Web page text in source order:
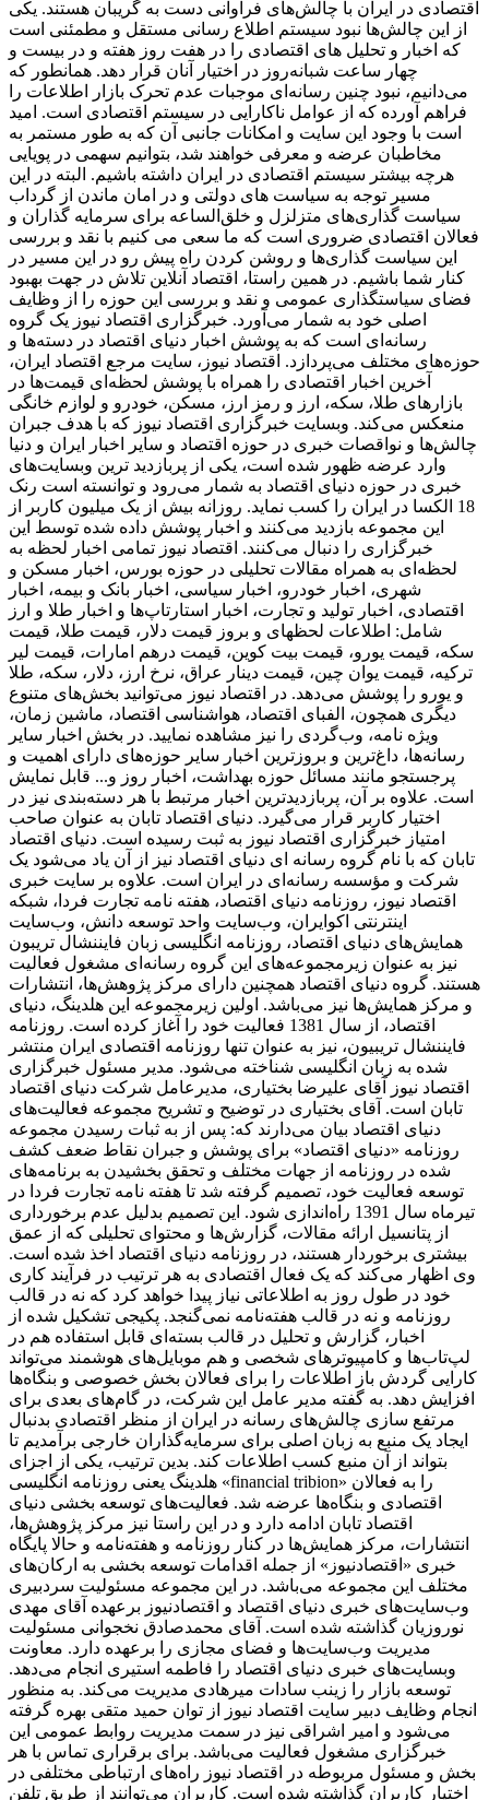
اقتصادی در ایران با چالش‌های فراوانی دست به گریبان هستند. یکی
از این چالش‌ها نبود سیستم اطلاع رسانی مستقل و مطمئنی است
که اخبار و تحلیل های اقتصادی را در هفت روز هفته و در بیست و
چهار ساعت شبانه‌روز در اختیار آنان قرار دهد. همانطور که
می‌دانیم، نبود چنین رسانه‌ای موجبات عدم تحرک بازار اطلاعات را
فراهم آورده که از عوامل ناکارایی در سیستم اقتصادی است. امید
است با وجود این سایت و امکانات جانبی آن که به طور مستمر به
مخاطبان عرضه و معرفی خواهند شد، بتوانیم سهمی در پویایی
هرچه بیشتر سیستم اقتصادی در ایران داشته باشیم. البته در این
مسیر توجه به سیاست های دولتی و در امان ماندن از گرداب
سیاست گذاری‌های متزلزل و خلق‌الساعه برای سرمایه گذاران و
فعالان اقتصادی ضروری است که ما سعی می کنیم با نقد و بررسی
این سیاست گذاری‌ها و روشن کردن راه پیش رو در این مسیر در
کنار شما باشیم. در همین راستا، اقتصاد آنلاین تلاش در جهت بهبود
فضای سیاستگذاری عمومی و نقد و بررسی این حوزه را از وظایف
اصلی خود به شمار می‌آورد. خبرگزاری اقتصاد نیوز یک گروه
رسانه‌ای است که به پوشش اخبار دنیای اقتصاد در دسته‌ها و
حوزه‌های مختلف می‌پردازد. اقتصاد نیوز، سایت مرجع اقتصاد ایران،
آخرین اخبار اقتصادی را همراه با پوشش لحظه‌ای قیمت‌ها در
بازارهای طلا، سکه، ارز و رمز ارز، مسکن، خودرو و لوازم خانگی
منعکس می‌کند. وبسایت خبرگزاری اقتصاد نیوز که با هدف جبران
چالش‌ها و نواقصات خبری در حوزه اقتصاد و سایر اخبار ایران و دنیا
وارد عرضه ظهور شده است، یکی از پربازدید ترین وبسایت‌های
خبری در حوزه دنیای اقتصاد به شمار می‌رود و توانسته است رنک
18 الکسا در ایران را کسب نماید. روزانه بیش از یک میلیون کاربر از
این مجموعه بازدید می‌کنند و اخبار پوشش داده شده توسط این
خبرگزاری را دنبال می‌کنند. اقتصاد نیوز تمامی اخبار لحظه به
لحظه‌ای به همراه مقالات تحلیلی در حوزه بورس، اخبار مسکن و
شهری، اخبار خودرو، اخبار سیاسی، اخبار بانک و بیمه، اخبار
اقتصادی، اخبار تولید و تجارت، اخبار استارتاپ‌ها و اخبار طلا و ارز
شامل: اطلاعات لحظهای و بروز قیمت دلار، قیمت طلا، قیمت
سکه، قیمت یورو، قیمت بیت کوین، قیمت درهم امارات، قیمت لیر
ترکیه، قیمت یوان چین، قیمت دینار عراق، نرخ ارز، دلار، سکه، طلا
و یورو را پوشش می‌دهد. در اقتصاد نیوز می‌توانید بخش‌های متنوع
دیگری همچون، الفبای اقتصاد، هواشناسی اقتصاد، ماشین زمان،
ویژه نامه، وب‌گردی را نیز مشاهده نمایید. در بخش اخبار سایر
رسانه‌ها، داغ‌ترین و بروزترین اخبار سایر حوزه‌های دارای اهمیت و
پرجستجو مانند مسائل حوزه بهداشت، اخبار روز و... قابل نمایش
است. علاوه بر آن، پربازدیدترین اخبار مرتبط با هر دسته‌بندی نیز در
اختیار کاربر قرار می‌گیرد. دنیای اقتصاد تابان به عنوان صاحب
امتیاز خبرگزاری اقتصاد نیوز به ثبت رسیده است. دنیای اقتصاد
تابان که با نام گروه رسانه ای دنیای اقتصاد نیز از آن یاد می‌شود یک
شرکت و مؤسسه رسانه‌ای در ایران است. علاوه بر سایت خبری
اقتصاد نیوز، روزنامه دنیای اقتصاد، هفته ‌نامه تجارت فردا، شبکه
اینترنتی اکوایران، وب‌سایت واحد توسعه دانش، وب‌سایت
همایش‌های دنیای اقتصاد، روزنامه انگلیسی ‌زبان فایننشال تریبون
نیز به عنوان زیرمجموعه‌های این گروه رسانه‌ای مشغول فعالیت
هستند. گروه دنیای اقتصاد همچنین دارای مرکز پژوهش‌ها، انتشارات
و مرکز همایش‌ها نیز می‌باشد. اولین زیرمجموعه این هلدینگ، دنیای
اقتصاد، از سال 1381 فعالیت خود را آغاز کرده است. روزنامه
فایننشال تریبیون، نیز به عنوان تنها روزنامه اقتصادی ایران منتشر
شده به زبان انگلیسی شناخته می‌شود. مدیر مسئول خبرگزاری
اقتصاد نیوز آقای علیرضا بختیاری، مدیرعامل شرکت دنیای اقتصاد
تابان است. آقای بختیاری در توضیح و تشریح مجموعه فعالیت‌های
دنیای اقتصاد بیان می‌دارند که: پس از به ثبات رسیدن مجموعه
روزنامه «دنیای اقتصاد» برای پوشش و جبران نقاط ضعف کشف
شده در روزنامه از جهات مختلف و تحقق بخشیدن به برنامه‌های
توسعه فعالیت خود، تصمیم گرفته شد تا هفته نامه تجارت فردا در
تیرماه سال 1391 راه‌اندازی شود. این تصمیم بدلیل عدم برخورداری
از پتانسیل ارائه مقالات، گزارش‌ها و محتوای تحلیلی که از عمق
بیشتری برخوردار هستند، در روزنامه دنیای اقتصاد اخذ شده است.
وی اظهار می‌کند که یک فعال اقتصادی به هر ترتیب در فرآیند کاری
خود در طول روز به اطلاعاتی نیاز پیدا خواهد کرد که نه در قالب
روزنامه و نه در قالب هفته‌نامه نمی‌گنجد. پکیجی تشکیل شده از
اخبار، گزارش و تحلیل در قالب بسته‌ای قابل استفاده هم در
لپ‌تاب‌ها و کامپیوترهای شخصی و هم موبایل‌های هوشمند می‌تواند
کارایی گردش باز اطلاعات را برای فعالان بخش خصوصی و بنگاه‌ها
افزایش دهد. به گفته مدیر عامل این شرکت، در گام‌های بعدی برای
مرتفع سازی چالش‌های رسانه در ایران از منظر اقتصادی بدنبال
ایجاد یک منبع به زبان اصلی برای سرمایه‌گذاران خارجی برآمدیم تا
بتواند از آن منبع کسب اطلاعات کند. بدین ترتیب، یکی از اجزای
هلدینگ یعنی روزنامه انگلیسی «financial tribion» را به فعالان
اقتصادی و بنگاه‌ها عرضه شد. فعالیت‌های توسعه بخشی دنیای
اقتصاد تابان ادامه دارد و در این راستا نیز مرکز پژوهش‌ها،
انتشارات، مرکز همایش‌ها در کنار روزنامه و هفته‌نامه و حالا پایگاه
خبری «اقتصادنیوز» از جمله اقدامات توسعه بخشی به ارکان‌های
مختلف این مجموعه می‌باشد. در این مجموعه مسئولیت سردبیری
وب‌سایت‌های خبری دنیای اقتصاد و اقتصادنیوز برعهده آقای مهدی
نوروزیان گذاشته شده است. آقای محمدصادق نخجوانی مسئولیت
مدیریت وب‌سایت‌ها و فضای مجازی را برعهده دارد. معاونت
وبسایت‌های خبری دنیای اقتصاد را فاطمه استیری انجام می‌دهد.
توسعه بازار را زینب سادات میرهادی مدیریت می‌کند. به منظور
انجام وظایف دبیر سایت اقتصاد نیوز از توان حمید متقی بهره گرفته
می‌شود و امیر اشراقی نیز در سمت مدیریت روابط عمومی این
خبرگزاری مشغول فعالیت می‌باشد. برای برقراری تماس با هر
بخش و مسئول مربوطه در اقتصاد نیوز راه‌های ارتباطی مختلفی در
اختیار کاربران گذاشته شده است. کاربران می‌توانند از طریق تلفن